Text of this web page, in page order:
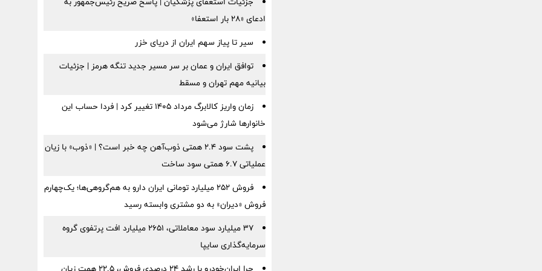
ادعای «۲۸ بار استعفا»
سیر تا پیاز سهم ایران از دریای خزر
توافق ایران و عمان بر سر مسیر جدید تنگه هرمز | جزئیات
بیانیه مهم تهران و مسقط
زمان واریز کالابرگ مرداد ۱۴۰۵ تغییر کرد | فردا حساب این
خانوارها شارژ می‌شود
پشت سود ۲.۴ همتی ذوب‌آهن چه خبر است؟ | «ذوب» با زیان
عملیاتی ۶.۷ همتی سود ساخت
فروش ۲۵۲ میلیارد تومانی ایران دارو به هم‌گروهی‌ها؛ یک‌چهارم
فروش «دیران» به دو مشتری وابسته رسید
۳۷ میلیارد سود معاملاتی، ۲۶۵۱ میلیارد افت پرتفوی گروه
سرمایه‌گذاری سایپا